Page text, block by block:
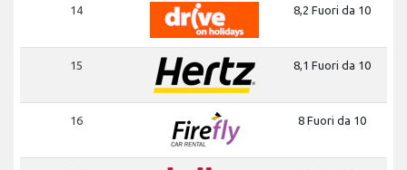
14 8,2 Fuori da 10
15 8,1 Fuori da 10
16 8 Fuori da 10